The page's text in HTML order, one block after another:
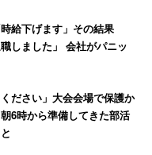
給下げます」その結果
」 会社がパニッ
ださい」大会会場で保護か
6時から準備してきた部活